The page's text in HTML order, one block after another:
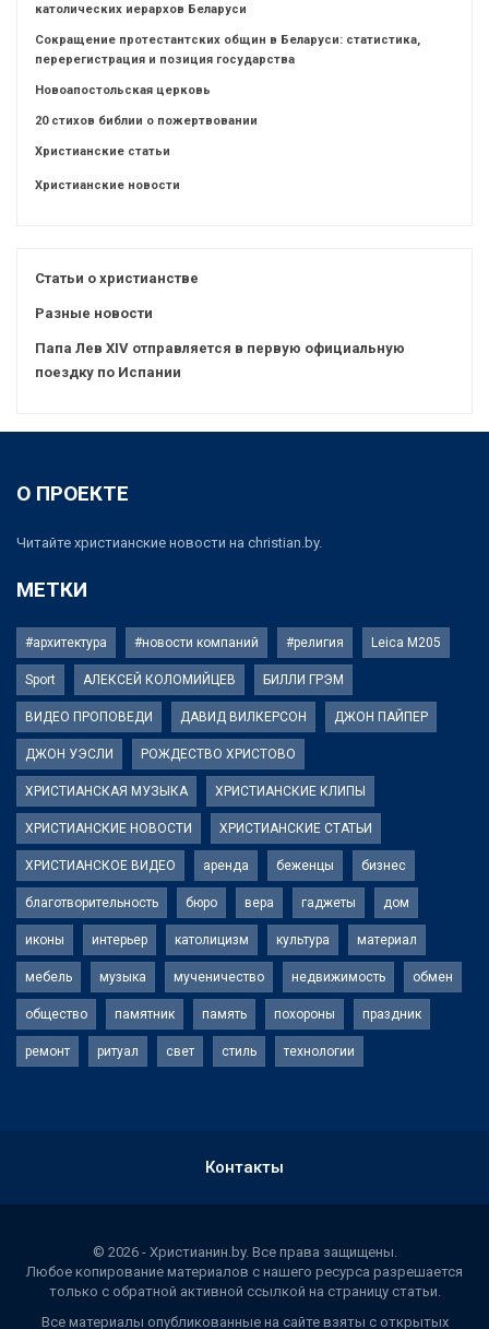
католических иерархов Беларуси
Сокращение протестантских общин в Беларуси: статистика,
перерегистрация и позиция государства
Новоапостольская церковь
20 стихов библии о пожертвовании
Христианские статьи
Христианские новости
Статьи о христианстве
Разные новости
Папа Лев XIV отправляется в первую официальную
поездку по Испании
О ПРОЕКТЕ
Читайте христианские новости на christian.by.
МЕТКИ
#архитектура #новости компаний #религия Leica M205
Sport АЛЕКСЕЙ КОЛОМИЙЦЕВ БИЛЛИ ГРЭМ
ВИДЕО ПРОПОВЕДИ ДАВИД ВИЛКЕРСОН ДЖОН ПАЙПЕР
ДЖОН УЭСЛИ РОЖДЕСТВО ХРИСТОВО
ХРИСТИАНСКАЯ МУЗЫКА ХРИСТИАНСКИЕ КЛИПЫ
ХРИСТИАНСКИЕ НОВОСТИ ХРИСТИАНСКИЕ СТАТЬИ
ХРИСТИАНСКОЕ ВИДЕО аренда беженцы бизнес
благотворительность бюро вера гаджеты дом
иконы интерьер католицизм культура материал
мебель музыка мученичество недвижимость обмен
общество памятник память похороны праздник
ремонт ритуал свет стиль технологии
Контакты
© 2026 - Христианин.by. Все права защищены.
Любое копирование материалов с нашего ресурса разрешается
только с обратной активной ссылкой на страницу статьи.
Все материалы опубликованные на сайте взяты с открытых